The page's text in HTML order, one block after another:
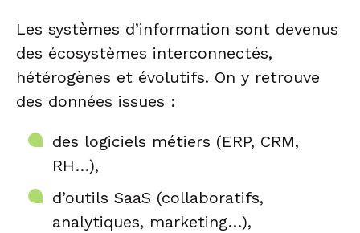
Les systèmes d’information sont devenus
des écosystèmes interconnectés,
hétérogènes et évolutifs. On y retrouve
des données issues :
des logiciels métiers (ERP, CRM,
RH…),
d’outils SaaS (collaboratifs,
analytiques, marketing…),